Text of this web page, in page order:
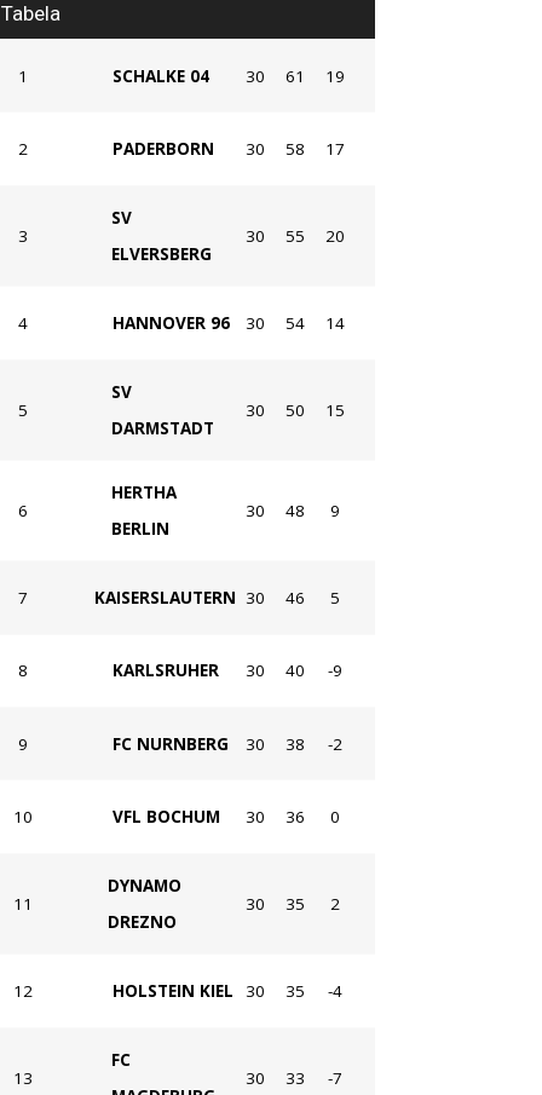
Tabela
1 SCHALKE 04 30 61 19
2 PADERBORN 30 58 17
3
SV
ELVERSBERG
30 55 20
4 HANNOVER 96 30 54 14
5
SV
DARMSTADT
30 50 15
6
HERTHA
BERLIN
30 48 9
7 KAISERSLAUTERN 30 46 5
8 KARLSRUHER 30 40 -9
9 FC NURNBERG 30 38 -2
10 VFL BOCHUM 30 36 0
11
DYNAMO
DREZNO
30 35 2
12 HOLSTEIN KIEL 30 35 -4
13
FC
30 33 -7